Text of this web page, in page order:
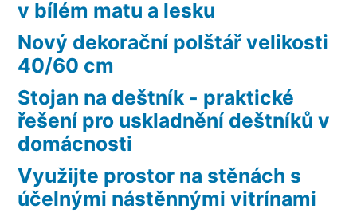
v bílém matu a lesku
Nový dekorační polštář velikosti
40/60 cm
Stojan na deštník - praktické
řešení pro uskladnění deštníků v
domácnosti
Využijte prostor na stěnách s
účelnými nástěnnými vitrínami